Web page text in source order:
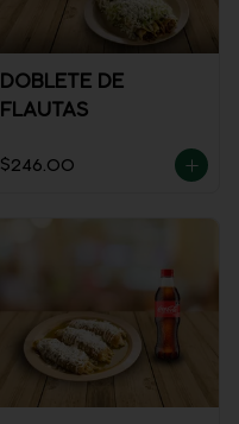
DOBLETE DE
FLAUTAS
$246.00